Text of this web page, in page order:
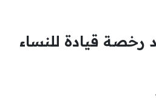
رخصة قيادة للنساء